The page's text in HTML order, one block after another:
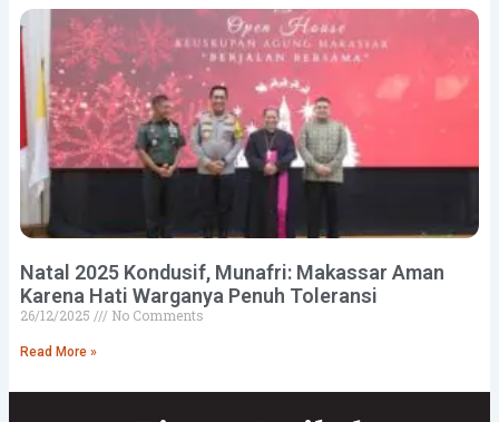
Natal 2025 Kondusif, Munafri: Makassar Aman
Karena Hati Warganya Penuh Toleransi
26/12/2025 No Comments
Read More »